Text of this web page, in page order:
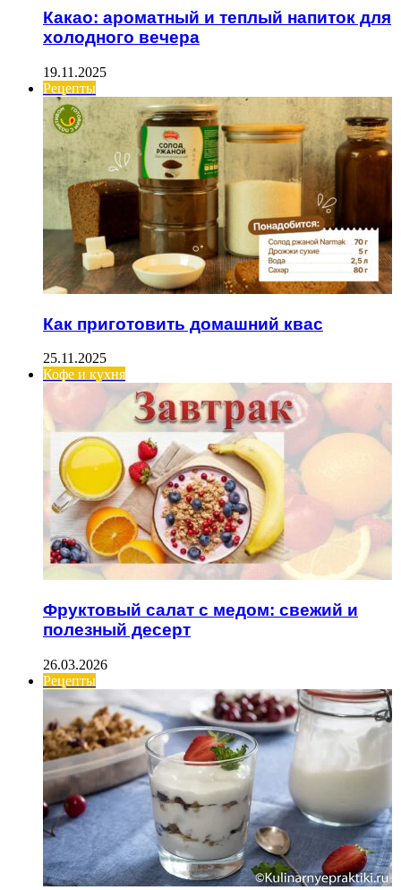
Какао: ароматный и теплый напиток для
холодного вечера
19.11.2025
Рецепты
Как приготовить домашний квас
25.11.2025
Кофе и кухня
Фруктовый салат с медом: свежий и
полезный десерт
26.03.2026
Рецепты